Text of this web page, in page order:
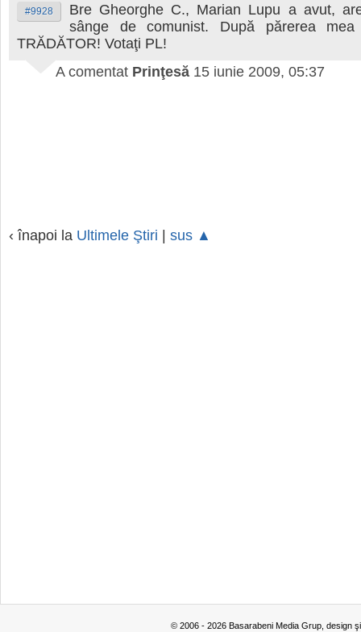
#9928
Bre Gheorghe C., Marian Lupu a avut,
sânge de comunist. După părerea
TRĂDĂTOR! Votaţi PL!
A comentat Prinţesă 15 iunie 2009, 05:37
‹ înapoi la Ultimele Ştiri | sus ▲
© 2006 - 2026 Basarabeni Media Grup, design